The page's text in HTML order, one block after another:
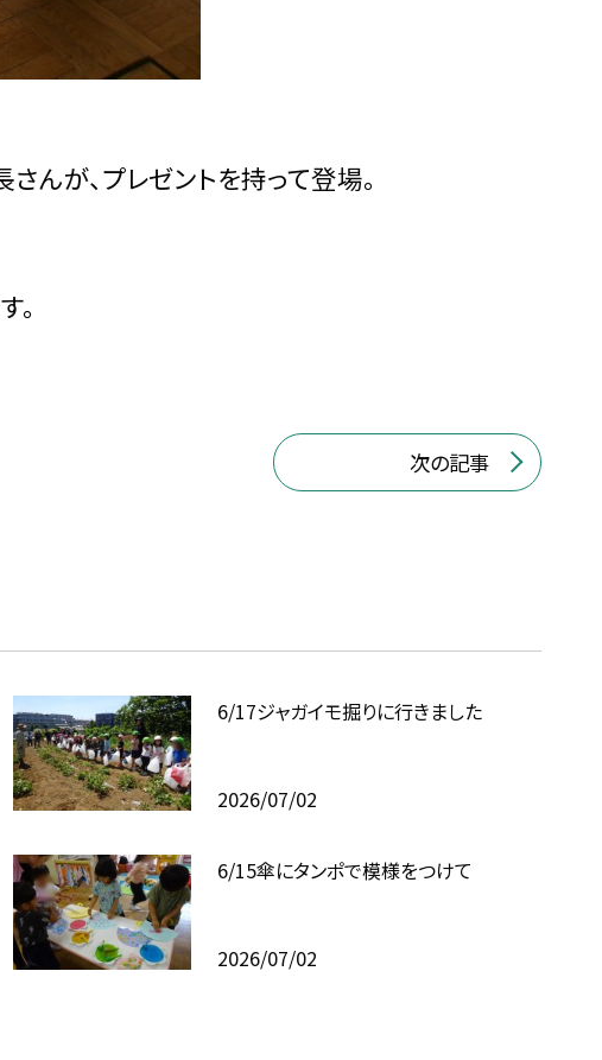
んが、プレゼントを持って登場。
。
次の記事
6/17ジャガイモ掘りに行きました
2026/07/02
6/15傘にタンポで模様をつけて
2026/07/02